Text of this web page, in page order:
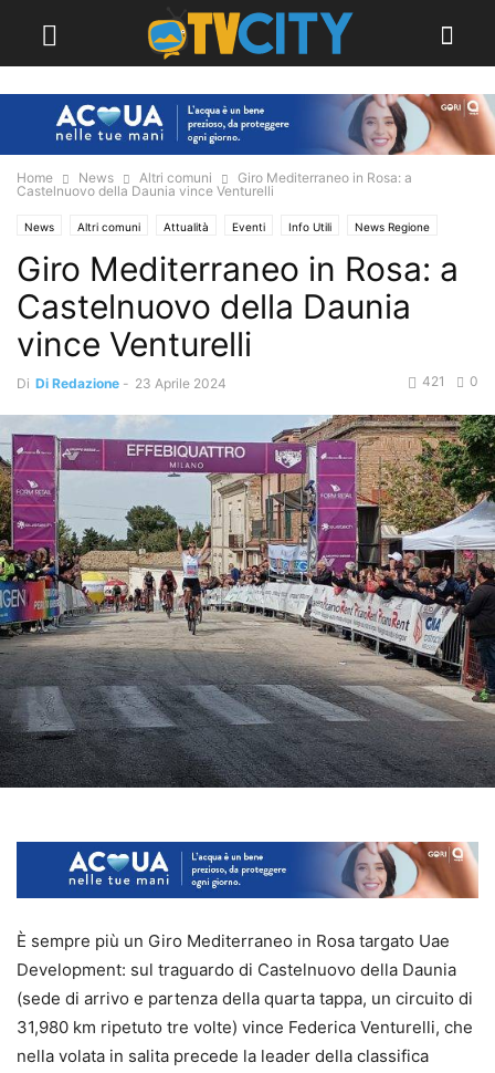
Home News Altri comuni
Giro Mediterraneo in Rosa: a
Castelnuovo della Daunia vince Venturelli
News Altri comuni Attualità Eventi Info Utili News Regione
Sport
Giro Mediterraneo in Rosa: a
Castelnuovo della Daunia
vince Venturelli
Di Di Redazione - 23 Aprile 2024 0
421
È sempre più un Giro Mediterraneo in Rosa targato Uae
Development: sul traguardo di Castelnuovo della Daunia
(sede di arrivo e partenza della quarta tappa, un circuito di
31,980 km ripetuto tre volte) vince Federica Venturelli, che
nella volata in salita precede la leader della classifica